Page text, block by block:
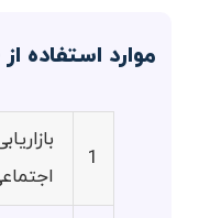
موارد استفاده از Super Meme
1